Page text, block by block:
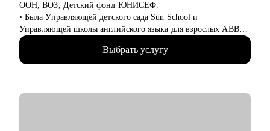
ООН, ВОЗ, Детский фонд ЮНИСЕФ.
• Была Управляющей детского сада Sun School и
Управляющей школы английского языка для взрослых ABBA
Centre.
• Закончила школу в Вашингтоне, США, высшее
лингвистическое образование в ЧГУ, РФ.
Выбрать услугу